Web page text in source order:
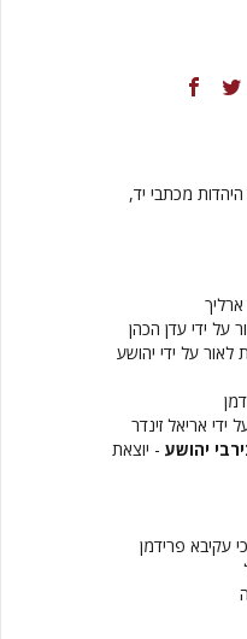
מכתבי יד,
ארליך
על ידי עדן הכהן
לאור על ידי יהושע
ידי אריאל זינדר
יהושע - יוצאת
עקיבא פרידמן